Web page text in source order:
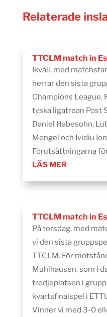
Relaterade
TTCLM match in
Ikväll, med
herrar den sista
Champions League.
tyska ligatrean Post
Daniel Habesohn,
Mengel och Ividiu
Förutsättningarna
LÄS MER
TTCLM match in
På torsdag, med
vi den sista
TTCLM. För
Muhlhausen, som i
tredjeplatsen i
kvartsfinalspel i
Vinner vi med 3-0